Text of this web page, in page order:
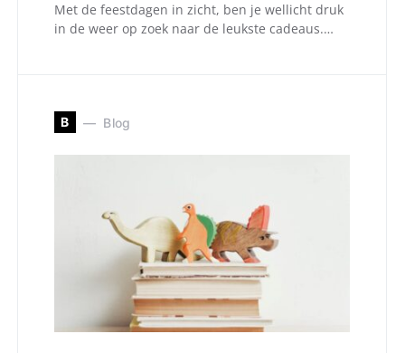
Met de feestdagen in zicht, ben je wellicht druk
in de weer op zoek naar de leukste cadeaus.…
B Blog